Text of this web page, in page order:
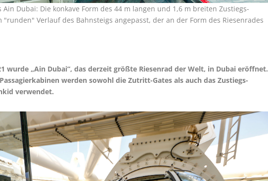
Ain Dubai: Die konkave Form des 44 m langen und 1,6 m breiten Zustiegs-
"runden" Verlauf des Bahnsteigs angepasst, der an der Form des Riesenrades
wurde „Ain Dubai“, das derzeit größte Riesenrad der Welt, in Dubai eröffnet.
werden sowohl die Zutritt-Gates als auch das Zustiegs-
verwendet.